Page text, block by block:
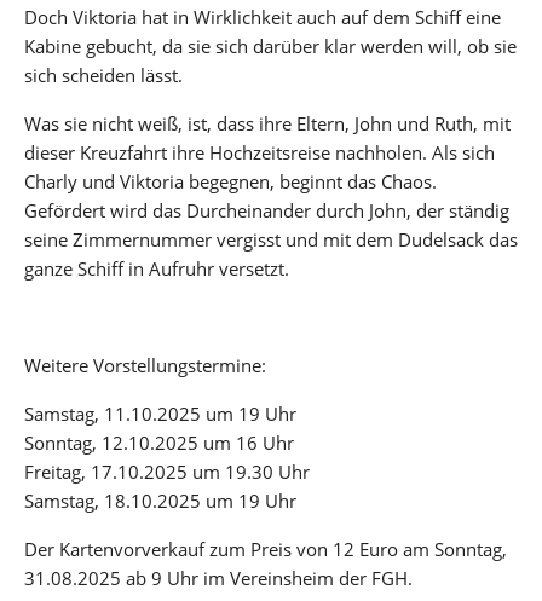
Doch Viktoria hat in Wirklichkeit auch auf dem Schiff eine
Kabine gebucht, da sie sich darüber klar werden will, ob sie
sich scheiden lässt.
Was sie nicht weiß, ist, dass ihre Eltern, John und Ruth, mit
dieser Kreuzfahrt ihre Hochzeitsreise nachholen. Als sich
Charly und Viktoria begegnen, beginnt das Chaos.
Gefördert wird das Durcheinander durch John, der ständig
seine Zimmernummer vergisst und mit dem Dudelsack das
ganze Schiff in Aufruhr versetzt.
Weitere Vorstellungstermine:
Samstag, 11.10.2025 um 19 Uhr
Sonntag, 12.10.2025 um 16 Uhr
Freitag, 17.10.2025 um 19.30 Uhr
Samstag, 18.10.2025 um 19 Uhr
Der Kartenvorverkauf zum Preis von 12 Euro am Sonntag,
31.08.2025 ab 9 Uhr im Vereinsheim der FGH.